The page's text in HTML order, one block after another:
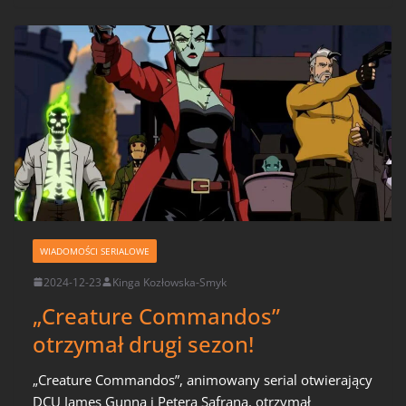
WIADOMOŚCI SERIALOWE
2024-12-23 Kinga Kozłowska-Smyk
„Creature Commandos”
otrzymał drugi sezon!
„Creature Commandos”, animowany serial otwierający
DCU James Gunna i Petera Safrana, otrzymał